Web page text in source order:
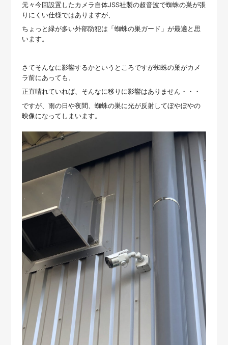
元々今回設置したカメラ自体JSS社製の超音波で蜘蛛の巣が張
りにくい仕様ではありますが、
ちょっと緑が多い外部防犯は「蜘蛛の巣ガード」が最適と思
います。
さてそんなに影響するかというところですが蜘蛛の巣がカメ
ラ前にあっても、
正直晴れていれば、そんなに移りに影響はありません・・・
ですが、雨の日や夜間、蜘蛛の巣に光が反射してぼやぼやの
映像になってしまいます。